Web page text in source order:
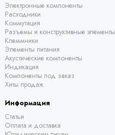
Электронные компоненты
Расходники
Коммутация
Разъемы и конструктивные элементы
Клеммники
Элементы питания
Акустические компоненты
Индикация
Компоненты под заказ
Хиты продаж
Информация
Статьи
Оплата и доставка